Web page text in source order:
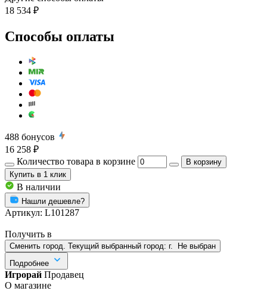
18 534 ₽
Способы оплаты
488 бонусов
16 258 ₽
Количество товара в корзине
В корзину
Купить в 1 клик
В наличии
Нашли дешевле?
Артикул: L101287
Получить в
Сменить город. Текущий выбранный город: г.
Не выбран
Подробнее
Игрорай Продавец
О магазине